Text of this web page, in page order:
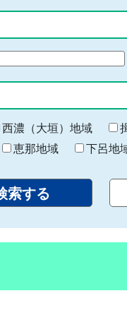
西濃（大垣）地域
恵那地域 下呂地